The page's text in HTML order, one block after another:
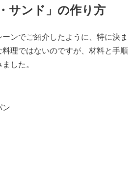
サンド」の作り方
ンでご紹介したように、特に決ま
理ではないのですが、材料と手順
した。
ン